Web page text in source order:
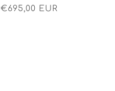
Normale
€695,00 EUR